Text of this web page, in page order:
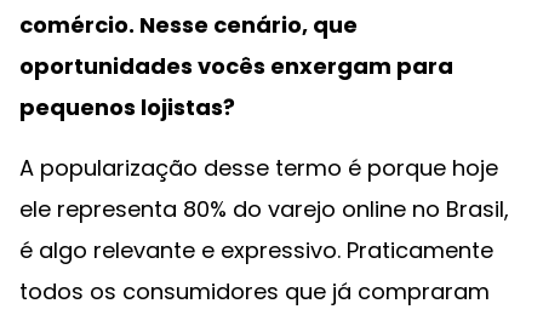
comércio. Nesse cenário, que
oportunidades vocês enxergam para
pequenos lojistas?
A popularização desse termo é porque hoje
ele representa 80% do varejo online no Brasil,
é algo relevante e expressivo. Praticamente
todos os consumidores que já compraram